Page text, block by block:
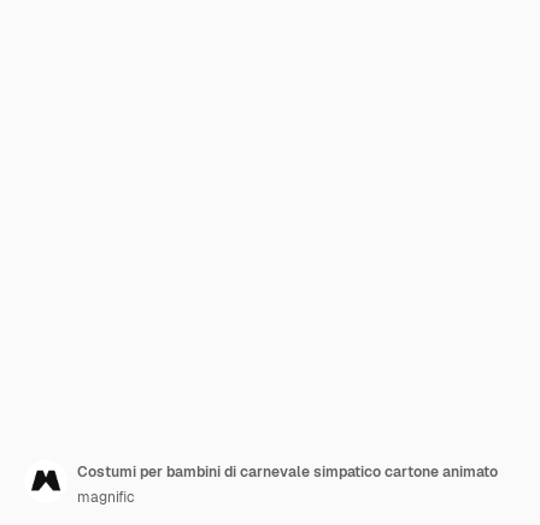
Costumi per bambini di carnevale simpatico cartone animato
magnific